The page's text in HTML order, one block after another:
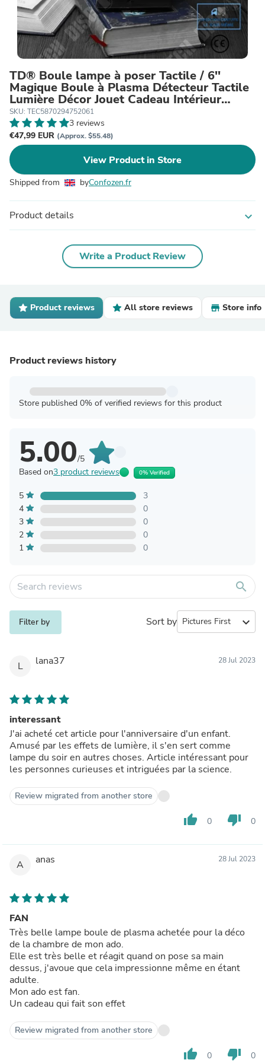
TD® Boule lampe à poser Tactile / 6''
Magique Boule à Plasma Détecteur Tactile
Lumière Décor Jouet Cadeau Intérieur
Décoration
SKU: TEC5870294752061
3 reviews
€47,99 EUR (Approx. $55.48)
View Product in Store
Shipped from byConfozen.fr
Product details expand_more
Write a Product Review
Product reviews All store reviews Store info
Product reviews history
Store published 0% of verified reviews for this product
5.00/5
Based on3 product reviews 0% Verified
5
3
4
0
3
0
2
0
1
0
search
Filter by Sort by expand_more
L lana37 28 Jul 2023
interessant
J'ai acheté cet article pour l'anniversaire d'un enfant.
Amusé par les effets de lumière, il s'en sert comme
lampe du soir en autres choses. Article intéressant pour
les personnes curieuses et intriguées par la science.
Review migrated from another store
thumb_up 0 thumb_down 0
A anas 28 Jul 2023
FAN
Très belle lampe boule de plasma achetée pour la déco
de la chambre de mon ado.
Elle est très belle et réagit quand on pose sa main
dessus, j'avoue que cela impressionne même en étant
adulte.
Mon ado est fan.
Un cadeau qui fait son effet
Review migrated from another store
thumb_up 0 thumb_down 0